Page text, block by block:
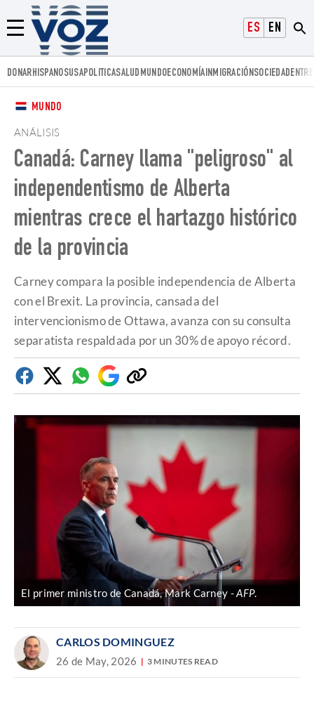
ESPAÑOLENGLISH
Menú
Voz.us
DONARHISPANOSUSAPOLITICASALUD MUNDOECONOMÍAINMIGRACIÓNSOCIEDAD
MUNDO
ANÁLISIS
Canadá: Carney llama "peligroso" al
independentismo de Alberta
mientras crece el hartazgo histórico
de la provincia
Carney compara la posible independencia de Alberta
con el Brexit. La provincia, cansada del
intervencionismo de Ottawa, avanza con su consulta
separatista respaldada por un 30% de apoyo récord.
FacebookTwitterWhatsapp
Google
Discover
Copiar
enlace
El primer ministro de Canadá, Mark Carney AFP.
CARLOS DOMINGUEZ
26 de May, 2026 3 MINUTES READ